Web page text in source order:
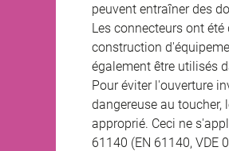
peuvent entraîner des
Les connecteurs ont
construction
également être utilisés
Pour éviter l'ouverture
dangereuse au
approprié. Ceci ne
61140 (EN 61140, VDE